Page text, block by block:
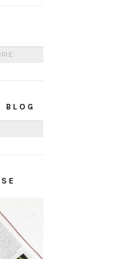
BLOG